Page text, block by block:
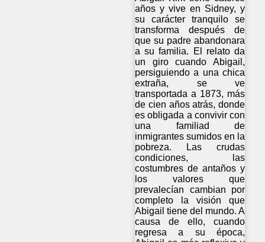
años y vive en Sidney, y
su carácter tranquilo se
transforma después de
que su padre abandonara
a su familia. El relato da
un giro cuando Abigail,
persiguiendo a una chica
extraña, se ve
transportada a 1873, más
de cien años atrás, donde
es obligada a convivir con
una familiad de
inmigrantes sumidos en la
pobreza. Las crudas
condiciones, las
costumbres de antaños y
los valores que
prevalecían cambian por
completo la visión que
Abigail tiene del mundo. A
causa de ello, cuando
regresa a su época,